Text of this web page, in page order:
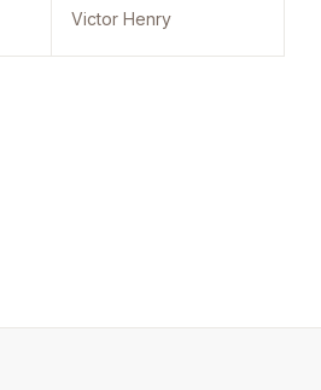
Victor Henry